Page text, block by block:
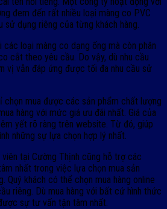
đem đến rất nhiều loại màng co PVC
sử dụng riêng của từng khách hàng.
loại màng co dạng ống mà còn phân
cắt theo yêu cầu. Do vậy, dù nhu cầu
vị vẫn đáp ứng được tối đa nhu cầu sử
chọn mua được các sản phẩm chất lượng
hàng với mức giá ưu đãi nhất. Giá của
yết rõ ràng trên website. Từ đó, giúp
những sự lựa chọn hợp lý nhất.
viên tại Cường Thịnh cũng hỗ trợ các
nhất trong việc lựa chọn mua sản
Quý khách có thể chọn mua hàng online
riêng. Dù mua hàng với bất cứ hình thức
sự tư vấn tận tâm nhất.